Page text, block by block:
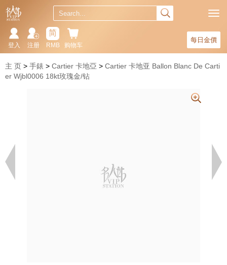
每日金價
购物车
简
RMB
注册
登入
主 页 手錶 Cartier 卡地亞
Cartier 卡地亚 Ballon Blanc De Carti
er Wjbl0006 18kt玫瑰金/钻